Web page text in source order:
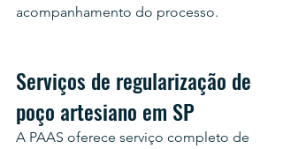
acompanhamento do processo.
Serviços de regularização de
poço artesiano em SP
A PAAS oferece serviço completo de